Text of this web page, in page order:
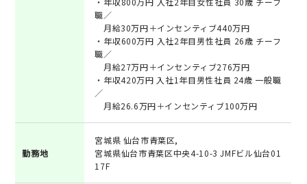
職／
月給30万円＋インセンティブ440万円
・年収600万円 入社2年目男性社員 26歳 チーフ
職／
月給27万円＋インセンティブ276万円
・年収420万円 入社1年目男性社員 24歳 一般職
／
月給26.6万円＋インセンティブ100万円
勤務地
宮城県 仙台市青葉区,
宮城県仙台市青葉区中央4-10-3 JMFビル仙台01
17F